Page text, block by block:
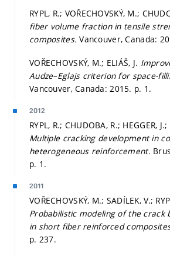
RYPL, R.; VOŘECHOVSKÝ, M.;
fiber volume fraction in tensile
composites.Vancouver, Canada:
VOŘECHOVSKÝ, M.; ELIÁŠ, J.
Audze–Eglajs criterion for space-
Vancouver, Canada: 2015. p. 1.
2012
RYPL, R.; CHUDOBA, R.; HEGGER,
Multiple cracking development in
heterogeneous reinforcement.
p. 1.
2011
VOŘECHOVSKÝ, M.; SADÍLEK, V.;
Probabilistic modeling of the crack
in short fiber reinforced
p. 237.